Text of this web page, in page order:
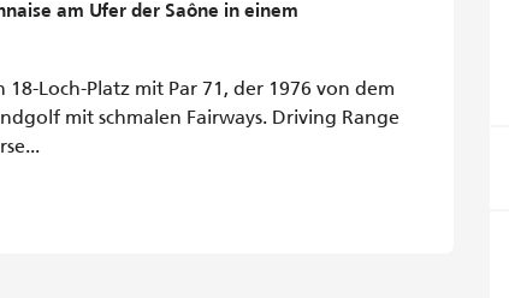
am Ufer der Saône in einem
Loch-Platz mit Par 71, der 1976 von dem
mit schmalen Fairways. Driving Range